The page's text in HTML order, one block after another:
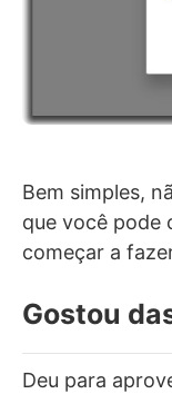
Bem simples,
que você pode
começar a
Gostou
Deu para